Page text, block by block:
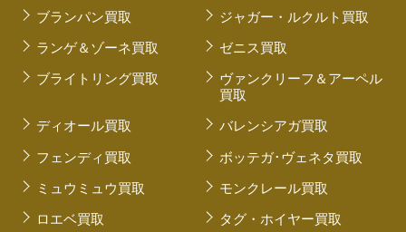
ブランパン買取 ジャガー・ルクルト買取
ランゲ＆ゾーネ買取 ゼニス買取
ブライトリング買取
ヴァンクリーフ＆アーペル
買取
ディオール買取 バレンシアガ買取
フェンディ買取 ボッテガ･ヴェネタ買取
ミュウミュウ買取 モンクレール買取
ロエベ買取 タグ・ホイヤー買取